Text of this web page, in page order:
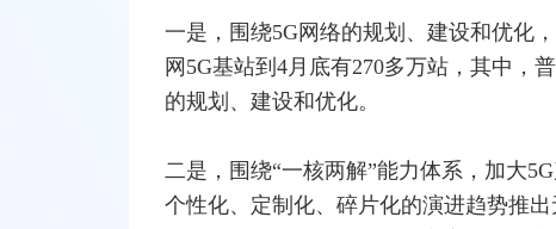
一是，围绕5G网络的规划、建设和优化
网5G基站到4月底有270多万站，其中，
的规划、建设和优化。
二是，围绕“一核两解”能力体系，加大
个性化、定制化、碎片化的演进趋势推